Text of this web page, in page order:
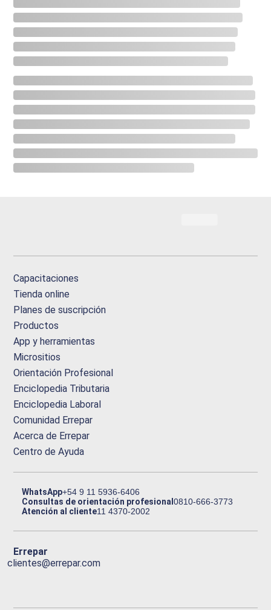
Capacitaciones
Tienda online
Planes de suscripción
Productos
App y herramientas
Micrositios
Orientación Profesional
Enciclopedia Tributaria
Enciclopedia Laboral
Comunidad Errepar
Acerca de Errepar
Centro de Ayuda
WhatsApp+54 9 11 5936-6406
Consultas de orientación profesional0810-666-3773
Atención al cliente11 4370-2002
Errepar
clientes@errepar.com